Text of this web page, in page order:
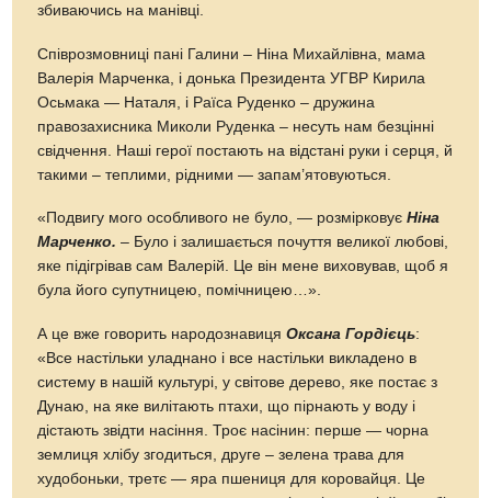
збиваючись на манівці.
Співрозмовниці пані Галини – Ніна Михайлівна, мама
Валерія Марченка, і донька Президента УГВР Кирила
Осьмака — Наталя, і Раїса Руденко – дружина
правозахисника Миколи Руденка – несуть нам безцінні
свідчення. Наші герої постають на відстані руки і серця, й
такими – теплими, рідними — запам’ятовуються.
«Подвигу мого особливого не було, — розмірковуєНіна
Марченко. – Було і залишається почуття великої любові,
яке підігрівав сам Валерій. Це він мене виховував, щоб я
була його супутницею, помічницею…».
А це вже говорить народознавицяОксана Гордієць:
«Все настільки уладнано і все настільки викладено в
систему в нашій культурі, у світове дерево, яке постає з
Дунаю, на яке вилітають птахи, що пірнають у воду і
дістають звідти насіння. Троє насінин: перше — чорна
землиця хлібу згодиться, друге – зелена трава для
худобоньки, третє — яра пшениця для коровайця. Це